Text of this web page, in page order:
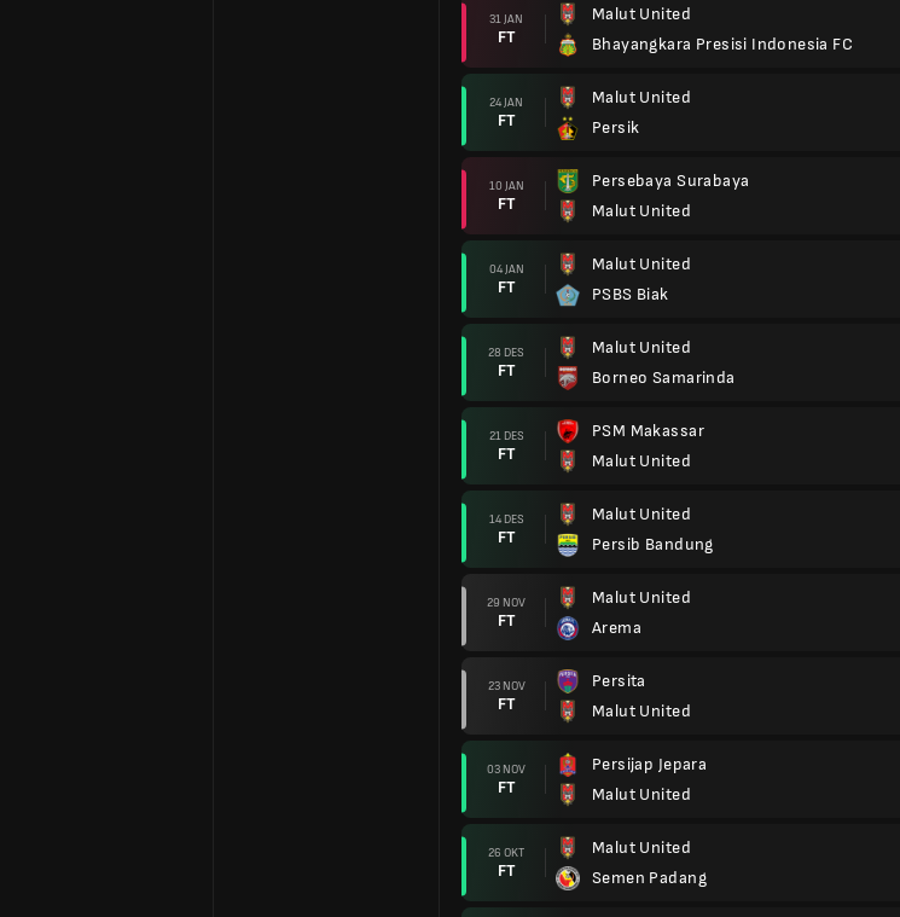
31 JAN
FT
Malut United
Bhayangkara Presisi Indonesia FC
24 JAN
FT
Malut United
Persik
10 JAN
FT
Persebaya Surabaya
Malut United
04 JAN
FT
Malut United
PSBS Biak
28 DES
FT
Malut United
Borneo Samarinda
21 DES
FT
PSM Makassar
Malut United
14 DES
FT
Malut United
Persib Bandung
29 NOV
FT
Malut United
Arema
23 NOV
FT
Persita
Malut United
03 NOV
FT
Persijap Jepara
Malut United
26 OKT
FT
Malut United
Semen Padang